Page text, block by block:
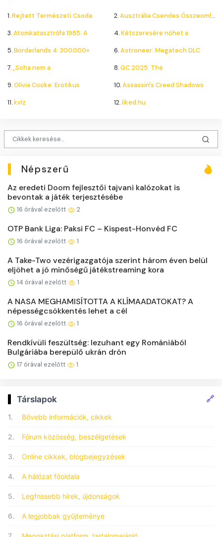
1.Rejtett Természeti Csoda 2.Ausztrália Csendes Összeomlása
3.Atomkatasztrófa 1985: A 4.Kétszeresére nőhet a
5.Borderlands 4: 300.000+ 6.Astroneer: Megatech DLC
7.„Soha nem a 8.GC 2025: The
9.Olivia Cooke: Erotikus 10.Assassin's Creed Shadows
11.kvíz 12.liked.hu
Népszerű
Az eredeti Doom fejlesztői tajvani kalózokat is
bevontak a játék terjesztésébe
16 órával ezelőtt 2
OTP Bank Liga: Paksi FC – Kispest-Honvéd FC
16 órával ezelőtt 1
A Take-Two vezérigazgatója szerint három éven belül
eljöhet a jó minőségű játékstreaming kora
14 órával ezelőtt 1
A NASA MEGHAMISÍTOTTA A KLÍMAADATOKAT? A
népességcsökkentés lehet a cél
16 órával ezelőtt 1
Rendkívüli feszültség: lezuhant egy Romániából
Bulgáriába berepülő ukrán drón
17 órával ezelőtt 1
Társlapok 🔗
1. Bővebb információk, cikkek
2. Fórum közösség, beszélgetések
3. Online cikkek, blogbejegyzések
4. A hálózat főoldala
5. Legfrissebb hírek, újdonságok
6. A legjobbak gyűjteménye